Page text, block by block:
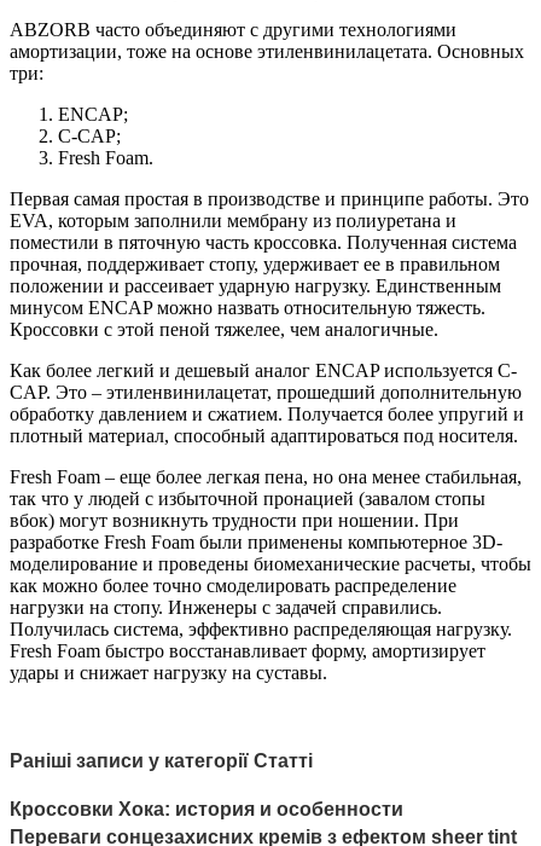
ABZORB часто объединяют с другими технологиями
амортизации, тоже на основе этиленвинилацетата. Основных
три:
ENCAP;
C-CAP;
Fresh Foam.
Первая самая простая в производстве и принципе работы. Это
EVA, которым заполнили мембрану из полиуретана и
поместили в пяточную часть кроссовка. Полученная система
прочная, поддерживает стопу, удерживает ее в правильном
положении и рассеивает ударную нагрузку. Единственным
минусом ENCAP можно назвать относительную тяжесть.
Кроссовки с этой пеной тяжелее, чем аналогичные.
Как более легкий и дешевый аналог ENCAP используется C-
CAP. Это – этиленвинилацетат, прошедший дополнительную
обработку давлением и сжатием. Получается более упругий и
плотный материал, способный адаптироваться под носителя.
Fresh Foam – еще более легкая пена, но она менее стабильная,
так что у людей с избыточной пронацией (завалом стопы
вбок) могут возникнуть трудности при ношении. При
разработке Fresh Foam были применены компьютерное 3D-
моделирование и проведены биомеханические расчеты, чтобы
как можно более точно смоделировать распределение
нагрузки на стопу. Инженеры с задачей справились.
Получилась система, эффективно распределяющая нагрузку.
Fresh Foam быстро восстанавливает форму, амортизирует
удары и снижает нагрузку на суставы.
Раніші записи у категорії Статті
Кроссовки Хока: история и особенности
Переваги сонцезахисних кремів з ефектом sheer tint